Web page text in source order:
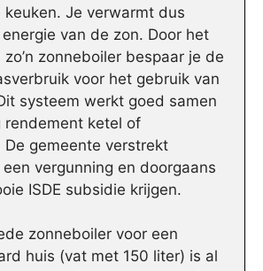
keuken. Je verwarmt dus
van de zon. Door het
zonneboiler bespaar je de
voor het gebruik van
systeem werkt goed samen
rendement ketel of
gemeente verstrekt
vergunning en doorgaans
ISDE subsidie krijgen.
zonneboiler voor een
huis (vat met 150 liter) is al